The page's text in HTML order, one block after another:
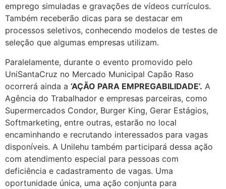
emprego simuladas e gravações de vídeos currículos.
Também receberão dicas para se destacar em
processos seletivos, conhecendo modelos de testes de
seleção que algumas empresas utilizam.
Paralelamente, durante o evento promovido pelo
UniSantaCruz no Mercado Municipal Capão Raso
ocorrerá ainda a ‘AÇÃO PARA EMPREGABILIDADE’. A
Agência do Trabalhador e empresas parceiras, como
Supermercados Condor, Burger King, Gerar Estágios,
Softmarketing, entre outras, estarão no local
encaminhando e recrutando interessados para vagas
disponíveis. A Unilehu também participará dessa ação
com atendimento especial para pessoas com
deficiência e cadastramento de vagas. Uma
oportunidade única, uma ação conjunta para